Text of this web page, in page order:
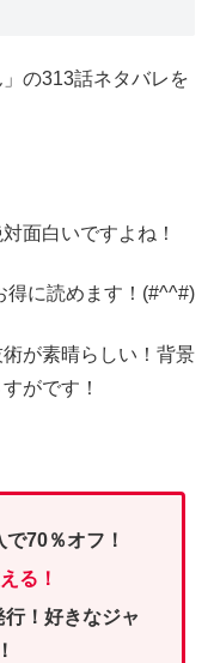
の313話ネタバレを
面白いですよね！
得に読めます！(#^^#)
が素晴らしい！背景
がです！
70％オフ！
る！
！好きなジャ